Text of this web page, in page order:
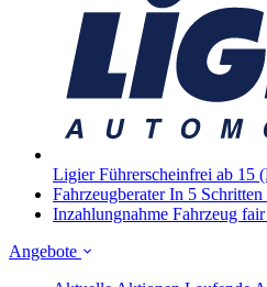
Ligier Führerscheinfrei ab 15
Fahrzeugberater In 5
Inzahlungnahme Fahrzeug fair
Angebote